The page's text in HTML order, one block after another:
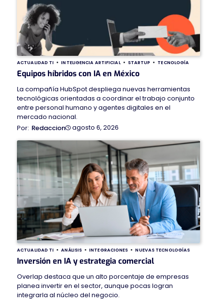
ACTUALIDAD TI INTELIGENCIA ARTIFICIAL STARTUP TECNOLOGÍA
Equipos híbridos con IA en México
La compañía HubSpot despliega nuevas herramientas
tecnológicas orientadas a coordinar el trabajo conjunto
entre personal humano y agentes digitales en el
mercado nacional.
Redaccion
agosto 6, 2026
ACTUALIDAD TI ANÁLISIS INTEGRACIONES NUEVAS TECNOLOGÍAS
Inversión en IA y estrategia comercial
Overlap destaca que un alto porcentaje de empresas
planea invertir en el sector, aunque pocas logran
integrarla al núcleo del negocio.